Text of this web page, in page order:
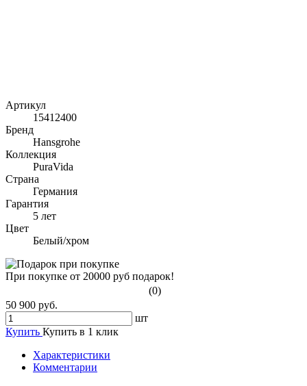
Артикул
15412400
Бренд
Hansgrohe
Коллекция
PuraVida
Страна
Германия
Гарантия
5 лет
Цвет
Белый/хром
При покупке от 20000 руб подарок!
(0)
50 900 руб.
шт
Купить Купить в 1 клик
Характеристики
Комментарии